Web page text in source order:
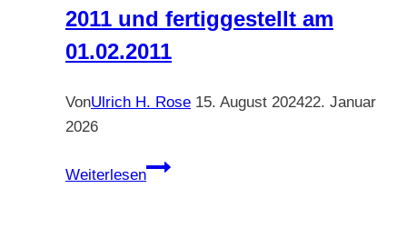
2011 und fertiggestellt am
01.02.2011
VonUlrich H. Rose 15. August 202422. Januar
2026
Weiterlesen
Wissen